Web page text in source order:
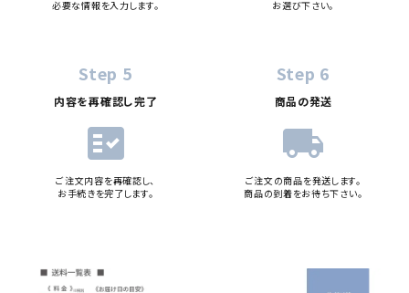
必要な情報を入力します。
お選び下さい。
Step 5
内容を再確認し完了
fact_check
ご注文内容を再確認し、
お手続きを完了します。
Step 6
商品の発送
local_shipping
ご注文の商品を発送します。
商品の到着をお待ち下さい。